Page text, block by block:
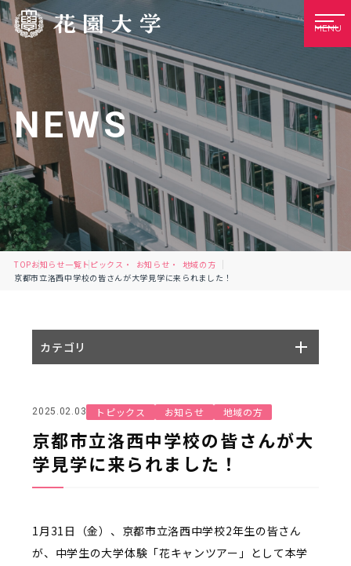
MENU
NEWS
TOPお知らせ一覧 トピックス お知らせ
地域の方
京都市立洛西中学校の皆さんが大学見学に来られました！
2025.02.03 トピックス お知らせ 地域の方
京都市立洛西中学校の皆さんが大
学見学に来られました！
1月31日（金）、京都市立洛西中学校2年生の皆さん
が、中学生の大学体験「花キャンツアー」として本学
カテゴリ